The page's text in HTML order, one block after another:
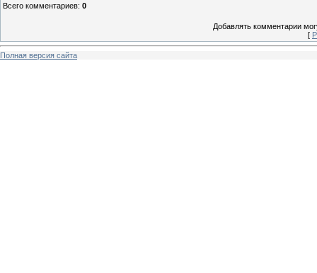
Всего комментариев: 0
Добавлять комментарии
[
Полная версия сайта